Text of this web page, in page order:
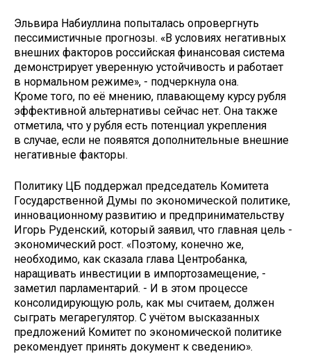
Эльвира Набиуллина попыталась опровергнуть
пессимистичные прогнозы. «В условиях негативных
внешних факторов российская финансовая система
демонстрирует уверенную устойчивость и работает
в нормальном режиме», - подчеркнула она.
Кроме того, по её мнению, плавающему курсу рубля
эффективной альтернативы сейчас нет. Она также
отметила, что у рубля есть потенциал укрепления
в случае, если не появятся дополнительные внешние
негативные факторы.
Политику ЦБ поддержал председатель Комитета
Государственной Думы по экономической политике,
инновационному развитию и предпринимательству
Игорь Руденский, который заявил, что главная цель -
экономический рост. «Поэтому, конечно же,
необходимо, как сказала глава Центробанка,
наращивать инвестиции в импортозамещение, -
заметил парламентарий. - И в этом процессе
консолидирующую роль, как мы считаем, должен
сыграть мегарегулятор. С учётом высказанных
предложений Комитет по экономической политике
рекомендует принять документ к сведению».